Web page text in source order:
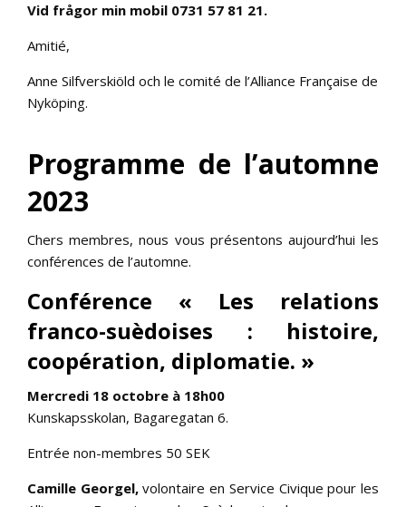
Vid frågor min mobil 0731 57 81 21.
Amitié,
Anne Silfverskiöld och le comité de l’Alliance Française de
Nyköping.
Programme de l’automne
2023
Chers membres, nous vous présentons aujourd’hui les
conférences de l’automne.
Conférence « Les relations
franco-suèdoises : histoire,
coopération, diplomatie. »
Mercredi 18 octobre à 18h00
Kunskapsskolan, Bagaregatan 6.
Entrée non-membres 50 SEK
Camille Georgel,volontaire en Service Civique pour les